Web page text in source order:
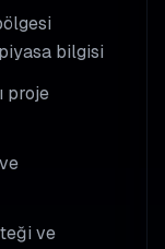
bilgisi
proje
ve